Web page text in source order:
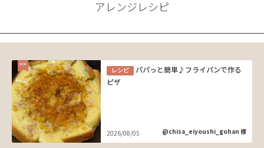
アレンジレシピ
レシピ
パパっと簡単♪フライパンで作る
ピザ
2026/08/05 @chisa_eiyoushi_gohan 様